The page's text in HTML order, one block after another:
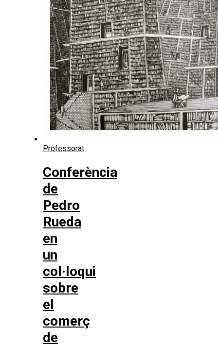
Professorat
Conferència
de
Pedro
Rueda
en
un
col·loqui
sobre
el
comerç
de